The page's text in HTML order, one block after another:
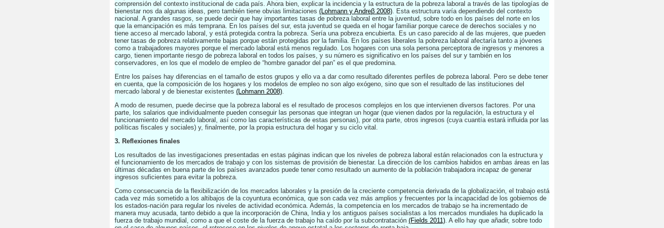
comprensión del contexto institucional de cada país. Ahora bien, explicar la incidencia y la estructura de la pobreza laboral a través de las tipologías de
bienestar nos da algunas ideas, pero también tiene obvias limitaciones (Lohmann y Andreβ 2008). Esta estructura varía dependiendo del contexto
nacional. A grandes rasgos, se puede decir que hay importantes tasas de pobreza laboral entre la juventud, sobre todo en los países del norte en los
que la emancipación es más temprana. En los países del sur, esta juventud se queda en el hogar familiar porque carece de derechos sociales y no
tiene acceso al mercado laboral, y está protegida contra la pobreza. Sería una pobreza encubierta. Es un caso parecido al de las mujeres, que pueden
tener tasas de pobreza relativamente bajas porque están protegidas por la familia. En los países liberales la pobreza laboral afectaría tanto a jóvenes
como a trabajadores mayores porque el mercado laboral está menos regulado. Los hogares con una sola persona perceptora de ingresos y menores a
cargo, tienen importante riesgo de pobreza laboral en todos los países, y su número es significativo en los países del sur y también en los
conservadores, en los que el modelo de empleo de “hombre ganador del pan” es el que predomina.
Entre los países hay diferencias en el tamaño de estos grupos y ello va a dar como resultado diferentes perfiles de pobreza laboral. Pero se debe tener
en cuenta, que la composición de los hogares y los modelos de empleo no son algo exógeno, sino que son el resultado de las instituciones del
mercado laboral y de bienestar existentes (Lohmann 2008).
A modo de resumen, puede decirse que la pobreza laboral es el resultado de procesos complejos en los que intervienen diversos factores. Por una
parte, los salarios que individualmente pueden conseguir las personas que integran un hogar (que vienen dados por la regulación, la estructura y el
funcionamiento del mercado laboral, así como las características de estas personas), por otra parte, otros ingresos (cuya cuantía estará influida por las
políticas fiscales y sociales) y, finalmente, por la propia estructura del hogar y su ciclo vital.
3. Reflexiones finales
Los resultados de las investigaciones presentadas en estas páginas indican que los niveles de pobreza laboral están relacionados con la estructura y
el funcionamiento de los mercados de trabajo y con los sistemas de provisión de bienestar. La dirección de los cambios habidos en ambas áreas en las
últimas décadas en buena parte de los países avanzados puede tener como resultado un aumento de la población trabajadora incapaz de generar
ingresos suficientes para evitar la pobreza.
Como consecuencia de la flexibilización de los mercados laborales y la presión de la creciente competencia derivada de la globalización, el trabajo está
cada vez más sometido a los altibajos de la coyuntura económica, que son cada vez más amplios y frecuentes por la incapacidad de los gobiernos de
los estados-nación para regular los niveles de actividad económica. Además, la competencia en los mercados de trabajo se ha incrementado de
manera muy acusada, tanto debido a que la incorporación de China, India y los antiguos países socialistas a los mercados mundiales ha duplicado la
fuerza de trabajo mundial, como a que el coste de la fuerza de trabajo ha caído por la subcontratación (Fields 2011). A ello hay que añadir, sobre todo